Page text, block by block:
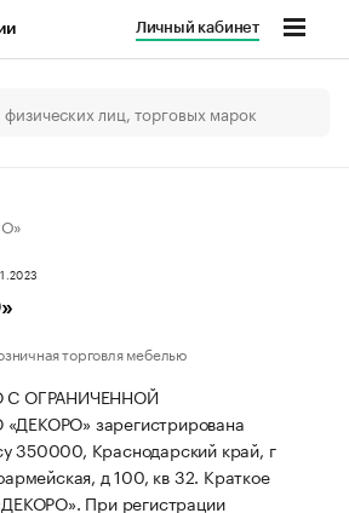
Личный кабинет
торговля мебелью
С ОГРАНИЧЕННОЙ
зарегистрирована
350000, Краснодарский край, г
д 100, кв 32. Краткое
При регистрации